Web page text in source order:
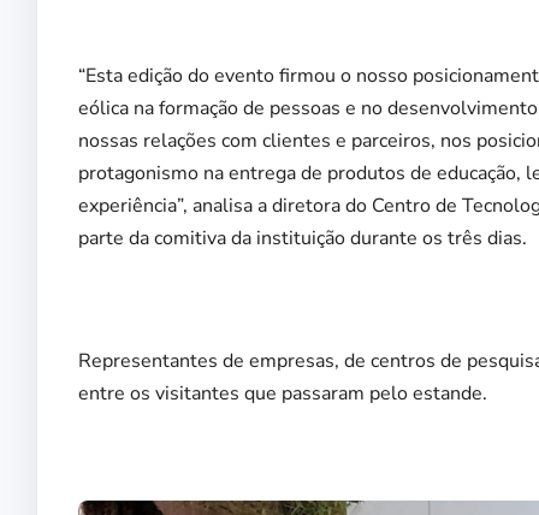
“Esta edição do evento firmou o nosso
eólica na formação de pessoas e no
nossas relações com clientes e parceiros, nos
protagonismo na entrega de produtos de educação,
experiência”, analisa a diretora do Centro de
parte da comitiva da instituição durante os três dias.
Representantes de empresas, de centros de
entre os visitantes que passaram pelo estande.